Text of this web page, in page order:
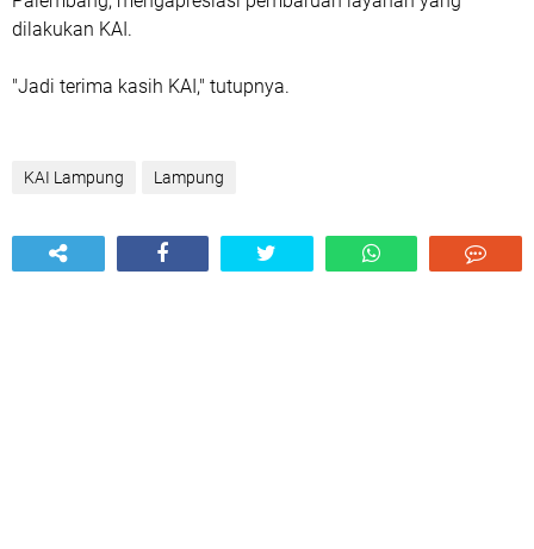
dilakukan KAI.
"Jadi terima kasih KAI," tutupnya.
KAI Lampung Lampung